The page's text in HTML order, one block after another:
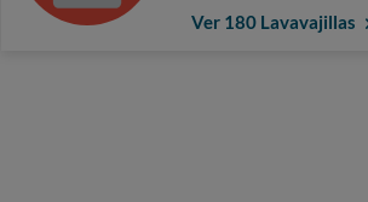
Ver 180 Lavavajillas